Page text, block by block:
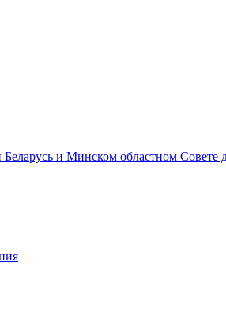
и Минском областном Совете